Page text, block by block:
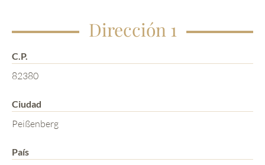
Dirección 1
C.P.
82380
Ciudad
Peißenberg
País